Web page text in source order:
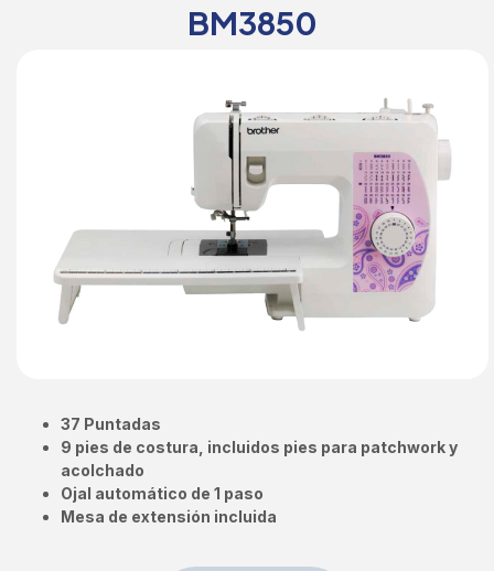
BM3850
37 Puntadas
9 pies de costura, incluidos pies para patchwork y
acolchado
Ojal automático de 1 paso
Mesa de extensión incluida